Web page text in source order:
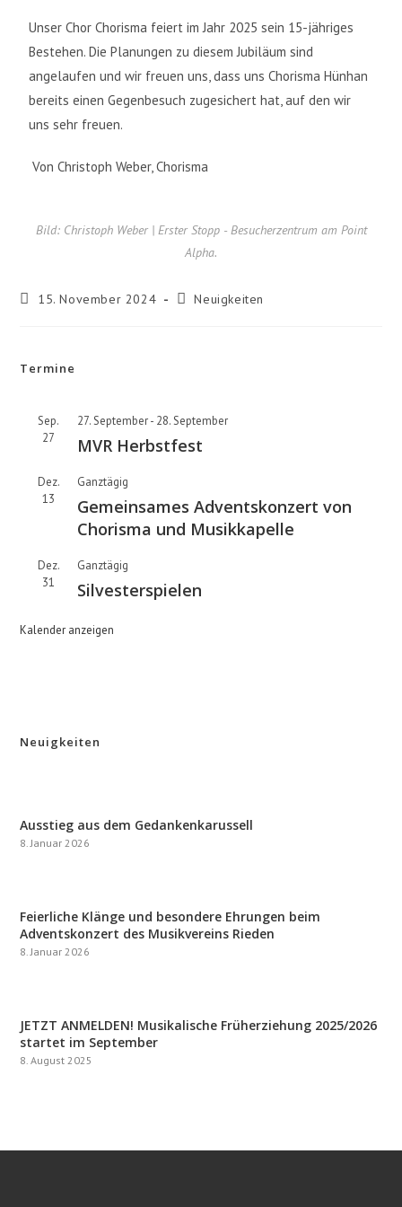
Unser Chor Chorisma feiert im Jahr 2025 sein 15-jähriges
Bestehen. Die Planungen zu diesem Jubiläum sind
angelaufen und wir freuen uns, dass uns Chorisma Hünhan
bereits einen Gegenbesuch zugesichert hat, auf den wir
uns sehr freuen.
Von Christoph Weber, Chorisma
Bild: Christoph Weber | Erster Stopp - Besucherzentrum am Point
Alpha.
15. November 2024 Neuigkeiten
Termine
Sep.
27
27. September- 28. September
MVR Herbstfest
Dez.
13
Ganztägig
Gemeinsames Adventskonzert von
Chorisma und Musikkapelle
Dez.
31
Ganztägig
Silvesterspielen
Kalender anzeigen
Neuigkeiten
Ausstieg aus dem Gedankenkarussell
8. Januar 2026
Feierliche Klänge und besondere Ehrungen beim
Adventskonzert des Musikvereins Rieden
8. Januar 2026
JETZT ANMELDEN! Musikalische Früherziehung 2025/2026
startet im September
8. August 2025